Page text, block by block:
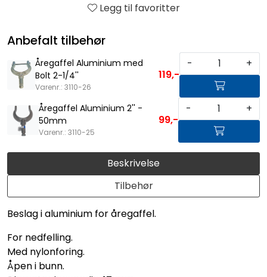
Beskrivelse
Tilbehør
Beslag i aluminium for åregaffel.
For nedfelling.
Med nylonforing.
Åpen i bunn.
Legg til favoritter
Anbefalt tilbehør
Åregaffel Aluminium med
Bolt 2-1/4''
Varenr.: 3110-26
119,-
- +
Åregaffel Aluminium 2'' -
50mm
Varenr.: 3110-25
99,-
- +